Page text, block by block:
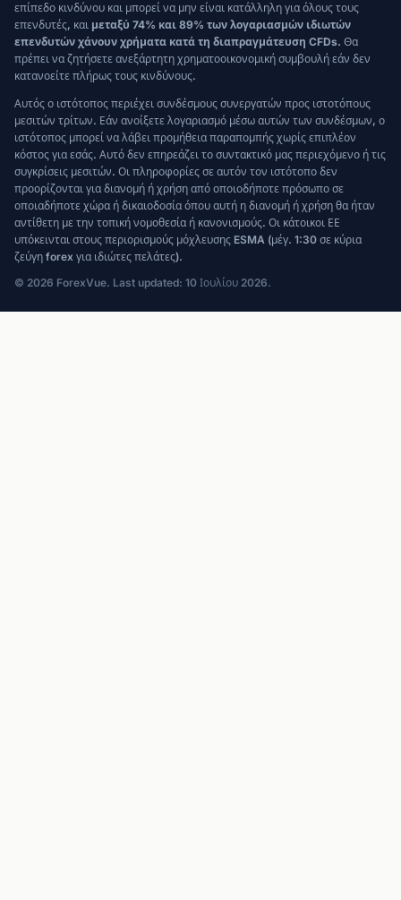
επίπεδο κινδύνου και μπορεί να μην είναι κατάλληλη για όλους τους
επενδυτές, και μεταξύ 74% και 89% των λογαριασμών ιδιωτών
επενδυτών χάνουν χρήματα κατά τη διαπραγμάτευση CFDs. Θα
πρέπει να ζητήσετε ανεξάρτητη χρηματοοικονομική συμβουλή εάν δεν
κατανοείτε πλήρως τους κινδύνους.
Αυτός ο ιστότοπος περιέχει συνδέσμους συνεργατών προς ιστοτόπους
μεσιτών τρίτων. Εάν ανοίξετε λογαριασμό μέσω αυτών των συνδέσμων, ο
ιστότοπος μπορεί να λάβει προμήθεια παραπομπής χωρίς επιπλέον
κόστος για εσάς. Αυτό δεν επηρεάζει το συντακτικό μας περιεχόμενο ή τις
συγκρίσεις μεσιτών. Οι πληροφορίες σε αυτόν τον ιστότοπο δεν
προορίζονται για διανομή ή χρήση από οποιοδήποτε πρόσωπο σε
οποιαδήποτε χώρα ή δικαιοδοσία όπου αυτή η διανομή ή χρήση θα ήταν
αντίθετη με την τοπική νομοθεσία ή κανονισμούς. Οι κάτοικοι ΕΕ
υπόκεινται στους περιορισμούς μόχλευσης ESMA (μέγ. 1:30 σε κύρια
ζεύγη forex για ιδιώτες πελάτες).
© 2026 ForexVue. Last updated: 10 Ιουλίου 2026.